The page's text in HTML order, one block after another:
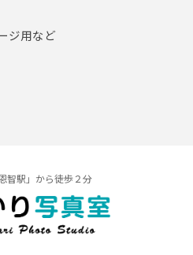
ジ用など
智駅」から徒歩２分